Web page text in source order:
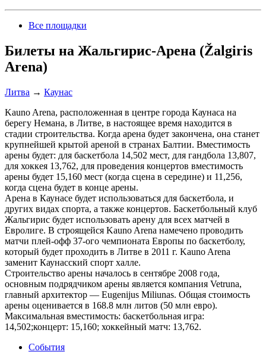
Все площадки
Билеты на Жальгирис-Арена (Žalgiris
Arena)
Литва → Каунас
Kauno Arena, расположенная в центре города Каунаса на
берегу Немана, в Литве, в настоящее время находится в
стадии строительства. Когда арена будет закончена, она станет
крупнейшей крытой ареной в странах Балтии. Вместимость
арены будет: для баскетбола 14,502 мест, для гандбола 13,807,
для хоккея 13,762, для проведения концертов вместимость
арены будет 15,160 мест (когда сцена в середине) и 11,256,
когда сцена будет в конце арены.
Арена в Каунасе будет использоваться для баскетбола, и
других видах спорта, а также концертов. Баскетбольный клуб
Жальгирис будет использовать арену для всех матчей в
Евролиге. В строящейся Kauno Arena намечено проводить
матчи плей-офф 37-ого чемпионатa Европы по баскетболу,
который будет проходить в Литве в 2011 г. Kauno Arena
заменит Каунасский спорт халле.
Строительство арены началось в сентябре 2008 года,
основным подрядчиком арены является компания Vetruna,
главный архитектор — Eugenijus Miliunas. Общая стоимость
арены оценивается в 168.8 млн литов (50 млн евро).
Максимальная вместимость: баскетбольная игра:
14,502;концерт: 15,160; хоккейный матч: 13,762.
События